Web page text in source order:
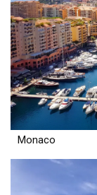
Monaco